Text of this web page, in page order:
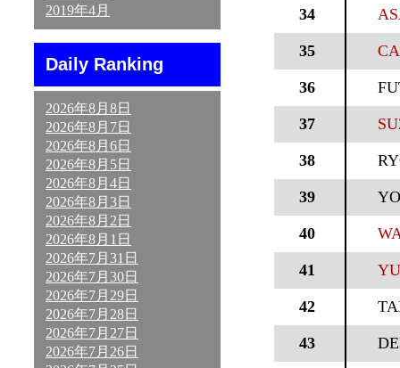
2019年4月
Daily Ranking
2026年8月8日
2026年8月7日
2026年8月6日
2026年8月5日
2026年8月4日
2026年8月3日
2026年8月2日
2026年8月1日
2026年7月31日
2026年7月30日
2026年7月29日
2026年7月28日
2026年7月27日
2026年7月26日
34
35
36
37
38
39
40
41
42
43